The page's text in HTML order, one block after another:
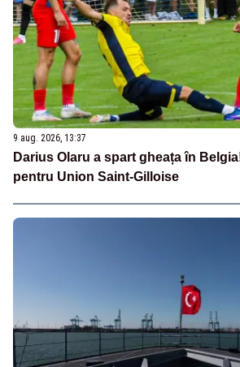
9 aug. 2026, 13:37
Darius Olaru a spart gheața în
pentru Union Saint-Gilloise